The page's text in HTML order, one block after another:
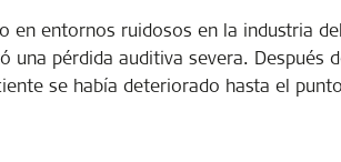
en entornos ruidosos en la industria
una pérdida auditiva severa.
se había deteriorado hasta el